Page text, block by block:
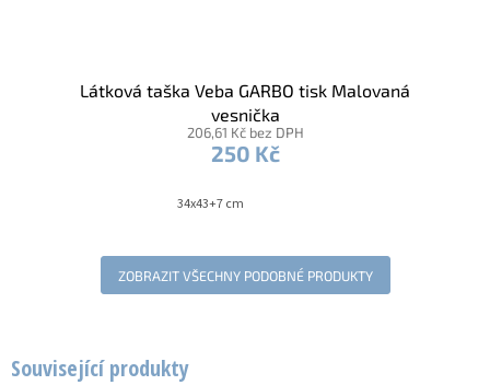
Související produkty
Látková taška Veba GARBO tisk Malovaná
vesnička
206,61 Kč bez DPH
250 Kč
34x43+7 cm
ZOBRAZIT VŠECHNY PODOBNÉ PRODUKTY